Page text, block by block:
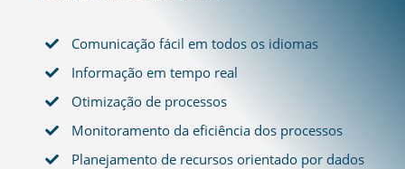
Comunicação fácil em todos os idiomas
Informação em tempo real
Otimização de processos
Monitoramento da eficiência dos processos
Planejamento de recursos orientado por dados